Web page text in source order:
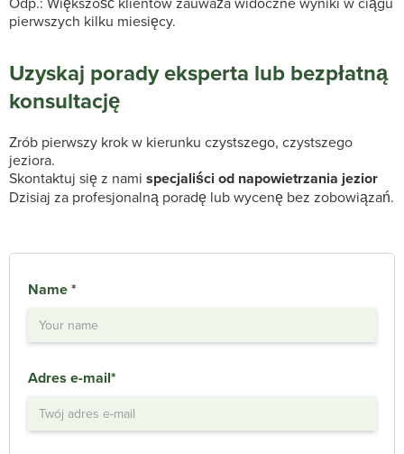
pierwszych kilku miesięcy.
Uzyskaj porady eksperta lub bezpłatną
konsultację
Zrób pierwszy krok w kierunku czystszego, czystszego
jeziora.
Skontaktuj się z nami specjaliści od napowietrzania jezior
Dzisiaj za profesjonalną poradę lub wycenę bez zobowiązań.
Name *
Adres e-mail*